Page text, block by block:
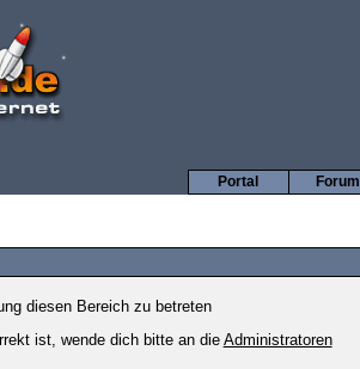
Forum
Portal
diesen Bereich zu betreten
ist, wende dich bitte an dieAdministratoren